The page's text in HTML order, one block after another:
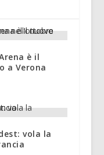
è il
a Verona
vola la